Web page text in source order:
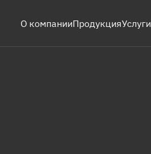
О компанииПродукцияУслуги